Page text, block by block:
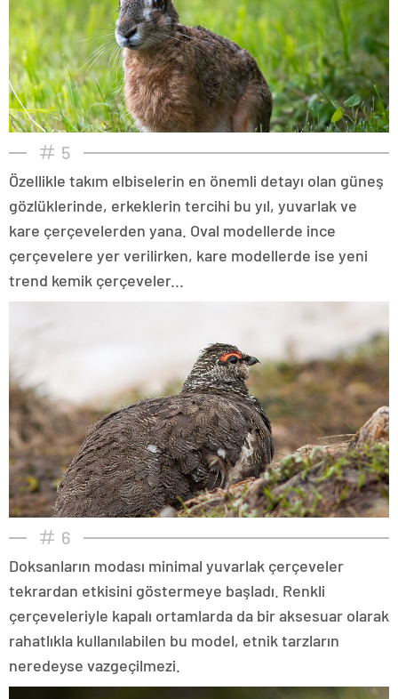
5
Özellikle takım elbiselerin en önemli detayı olan güneş
gözlüklerinde, erkeklerin tercihi bu yıl, yuvarlak ve
kare çerçevelerden yana. Oval modellerde ince
çerçevelere yer verilirken, kare modellerde ise yeni
trend kemik çerçeveler...
6
Doksanların modası minimal yuvarlak çerçeveler
tekrardan etkisini göstermeye başladı. Renkli
çerçeveleriyle kapalı ortamlarda da bir aksesuar olarak
rahatlıkla kullanılabilen bu model, etnik tarzların
neredeyse vazgeçilmezi.